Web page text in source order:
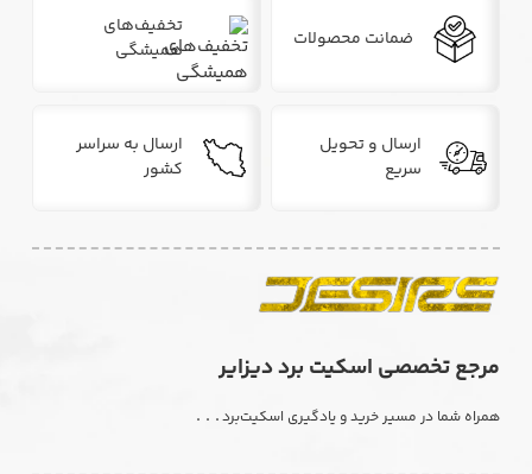
ضمانت محصولات
تخفیف‌های
همیشگی
ارسال و تحویل
سریع
ارسال به سراسر
کشور
مرجع تخصصی اسکیت برد دیزایر
همراه شما در مسیر خرید و یادگیری اسکیت‌برد. . .